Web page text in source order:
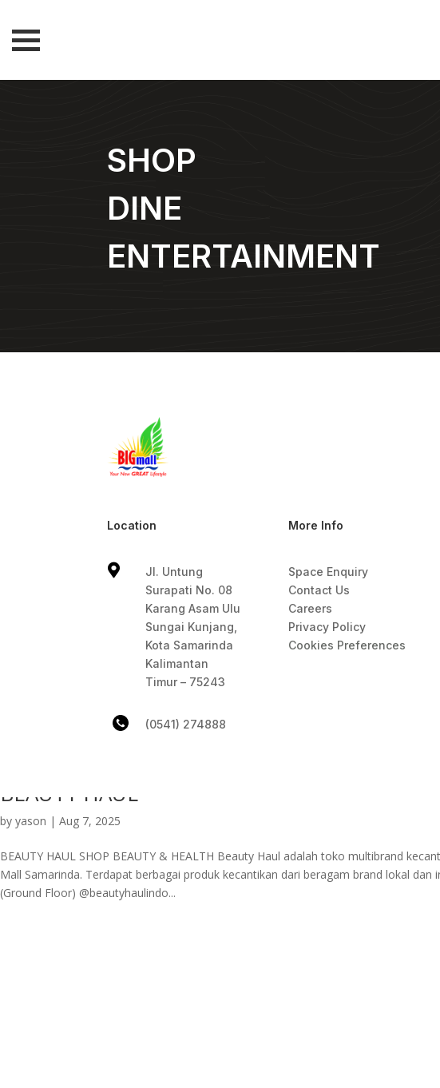
BEAUTY HAUL
by yason | Aug 7, 2025
BEAUTY HAUL SHOP BEAUTY & HEALTH Beauty Haul adalah toko multibrand
Mall Samarinda. Terdapat berbagai produk kecantikan dari beragam brand lokal dan
(Ground Floor) @beautyhaulindo...
SHOP
DINE
ENTERTAINMENT
Location

Jl. Untung
Surapati No. 08
Karang Asam Ulu
Sungai Kunjang,
Kota Samarinda
Kalimantan
Timur – 75243
(0541) 274888
More Info
Space Enquiry
Contact Us
Careers
Privacy Policy
Cookies Preferences